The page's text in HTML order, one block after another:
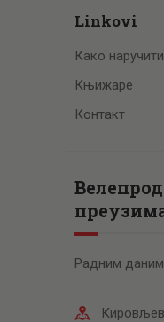
Linkovi
Како наручити
Књижаре
Контакт
Радним